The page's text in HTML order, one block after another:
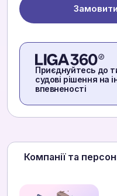
Приєднуйтесь до
судові рішення на
впевненості
Компанії та